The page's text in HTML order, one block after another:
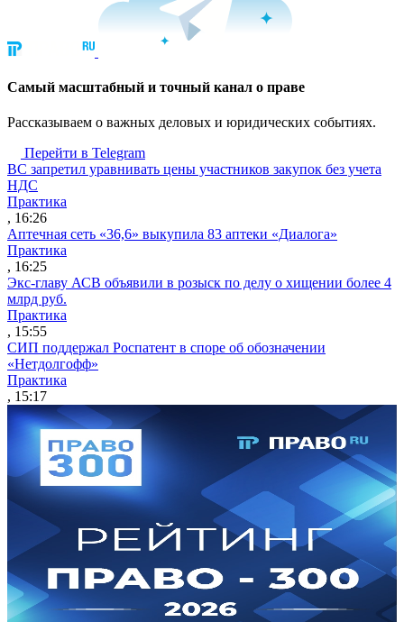
Cамый масштабный и точный канал о праве
Рассказываем о важных деловых и юридических событиях.
Перейти в Telegram
ВС запретил уравнивать цены участников закупок без учета
НДС
Практика
, 16:26
Аптечная сеть «36,6» выкупила 83 аптеки «Диалога»
Практика
, 16:25
Экс-главу АСВ объявили в розыск по делу о хищении более 4
млрд руб.
Практика
, 15:55
СИП поддержал Роспатент в споре об обозначении
«Нетдолгофф»
Практика
, 15:17